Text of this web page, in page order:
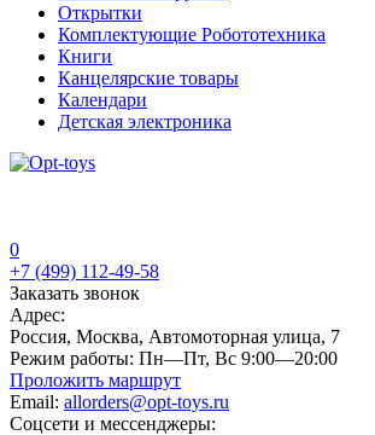
Открытки
Комплектующие Робототехника
Книги
Канцелярские товары
Календари
Детская электроника
0
+7 (499) 112-49-58
Заказать звонок
Адрес:
Россия, Москва, Автомоторная улица, 7
Режим работы: Пн—Пт, Вс 9:00—20:00
Проложить маршрут
Email: allorders@opt-toys.ru
Соцсети и мессенджеры: